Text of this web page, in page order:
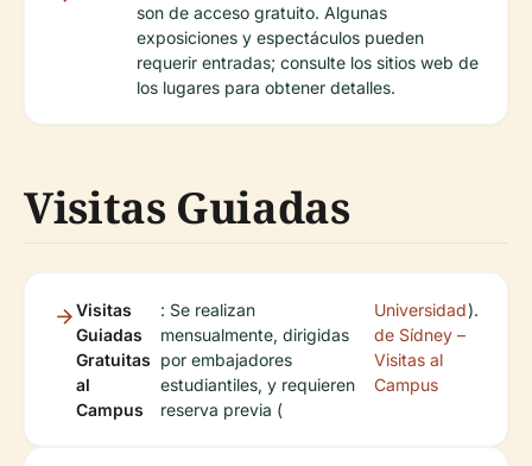
son de acceso gratuito. Algunas
exposiciones y espectáculos pueden
requerir entradas; consulte los sitios web de
los lugares para obtener detalles.
Visitas Guiadas
Visitas
Guiadas
Gratuitas
al
Campus
: Se realizan
mensualmente, dirigidas
por embajadores
estudiantiles, y requieren
reserva previa (
Universidad
de Sídney –
Visitas al
Campus
).